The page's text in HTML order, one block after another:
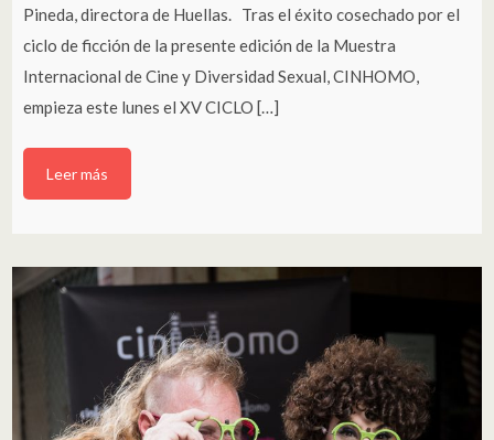
Pineda, directora de Huellas. Tras el éxito cosechado por el
ciclo de ficción de la presente edición de la Muestra
Internacional de Cine y Diversidad Sexual, CINHOMO,
empieza este lunes el XV CICLO […]
Leer más